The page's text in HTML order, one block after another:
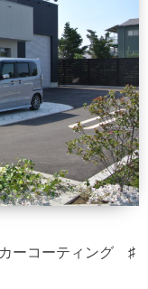
ーコーティング ♯